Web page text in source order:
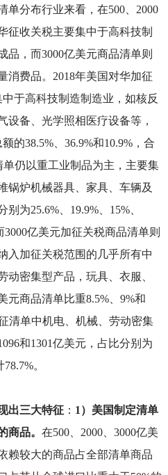
单分布行业来看，在500、2000
征收关税主要集中于高科技制
品，而3000亿美元商品清单则
消费品。2018年美国对华加征
于高科技制造制造业，如核反
设备、光学照相医疗设备等，
的38.5%、36.9%和10.9%，合
单仍以重工业制品为主，主要集
锅炉机械器具、家具、车辆及
为25.6%、19.9%、15%、
3000亿美元加征关税商品清单则
入加征关税范围的几乎所有中
动密集型产品，玩具、衣服、
元商品清单比重8.5%、9%和
清单中机电、机械、劳动密集
和1301亿美元，占比分别为
。
出三大特征： 1）美国制定清单
商品。 在500、2000、3000亿美
赖较大的商品占全部清单商品